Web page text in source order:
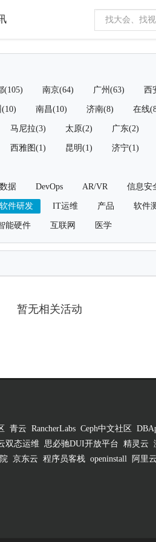
(105) 南京(64) 广州(63) 西
南昌(10) 济南(8) 在线
马尼拉(3) 太原(2) 广东(2)
西雅图(1) 昆明(1) 济宁(1)
据 DevOps AR/VR 信息安
软件研发 IT运维 产品 软件
能硬件 互联网 医学
暂无相关活动
青云 RancherLabs Ceph中文社区
双态运维 思必驰DUI开放平台 精灵云
京东云 程序员客栈 openinstall 阿里